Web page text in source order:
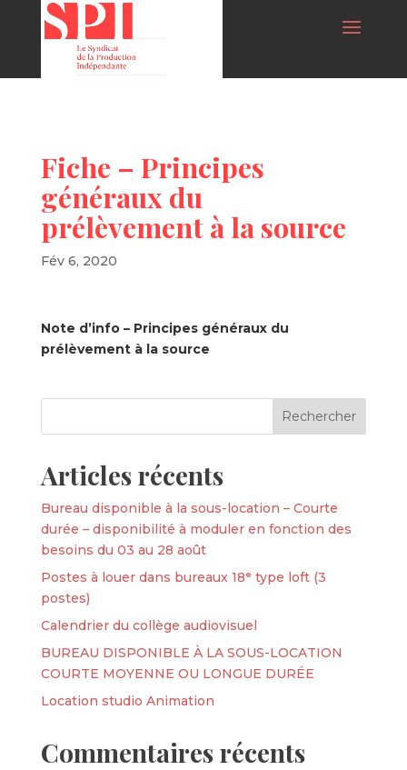
Fiche – Principes
généraux du
prélèvement à la source
Fév 6, 2020
Note d’info – Principes généraux du
prélèvement à la source
Articles récents
Bureau disponible à la sous-location – Courte
durée – disponibilité à moduler en fonction des
besoins du 03 au 28 août
Postes à louer dans bureaux 18ᵉ type loft (3
postes)
Calendrier du collège audiovisuel
BUREAU DISPONIBLE À LA SOUS-LOCATION
COURTE MOYENNE OU LONGUE DURÉE
Location studio Animation
Commentaires récents